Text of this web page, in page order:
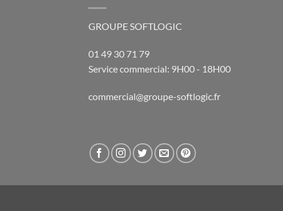
GROUPE SOFTLOGIC
01 49 30 71 79
Service commercial: 9H00 - 18H00
commercial@groupe-softlogic.fr